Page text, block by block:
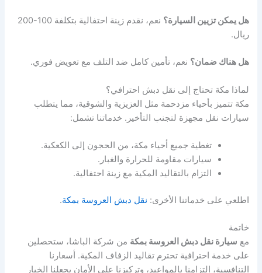
هل يمكن تزيين السيارة؟
نعم، نقدم زينة احتفالية بتكلفة 100-200
ريال.
هل هناك ضمان؟ نعم، تأمين كامل ضد التلف مع تعويض فوري.
لماذا مكة تحتاج إلى نقل دبش احترافي؟
مكة تتميز بأحياء مزدحمة مثل العزيزية والشوقية، مما يتطلب
سيارات نقل مجهزة لتجنب التأخير. خدماتنا تشمل:
تغطية جميع أحياء مكة، من الحجون إلى الكعكية.
سيارات مقاومة للحرارة والغبار.
التزام بالتقاليد المكية مع زينة احتفالية.
اطلعي على خدماتنا الأخرى: نقل دبش العروسة بمكة.
خاتمة
مع سيارة نقل دبش العروسة بمكة من شركة الباشا، ستحصلين
على خدمة احترافية تحترم تقاليد الزفاف المكية. أسعارنا
التنافسية، التزامنا بالمواعيد، وتركيزنا على الأمان يجعلنا الخيار